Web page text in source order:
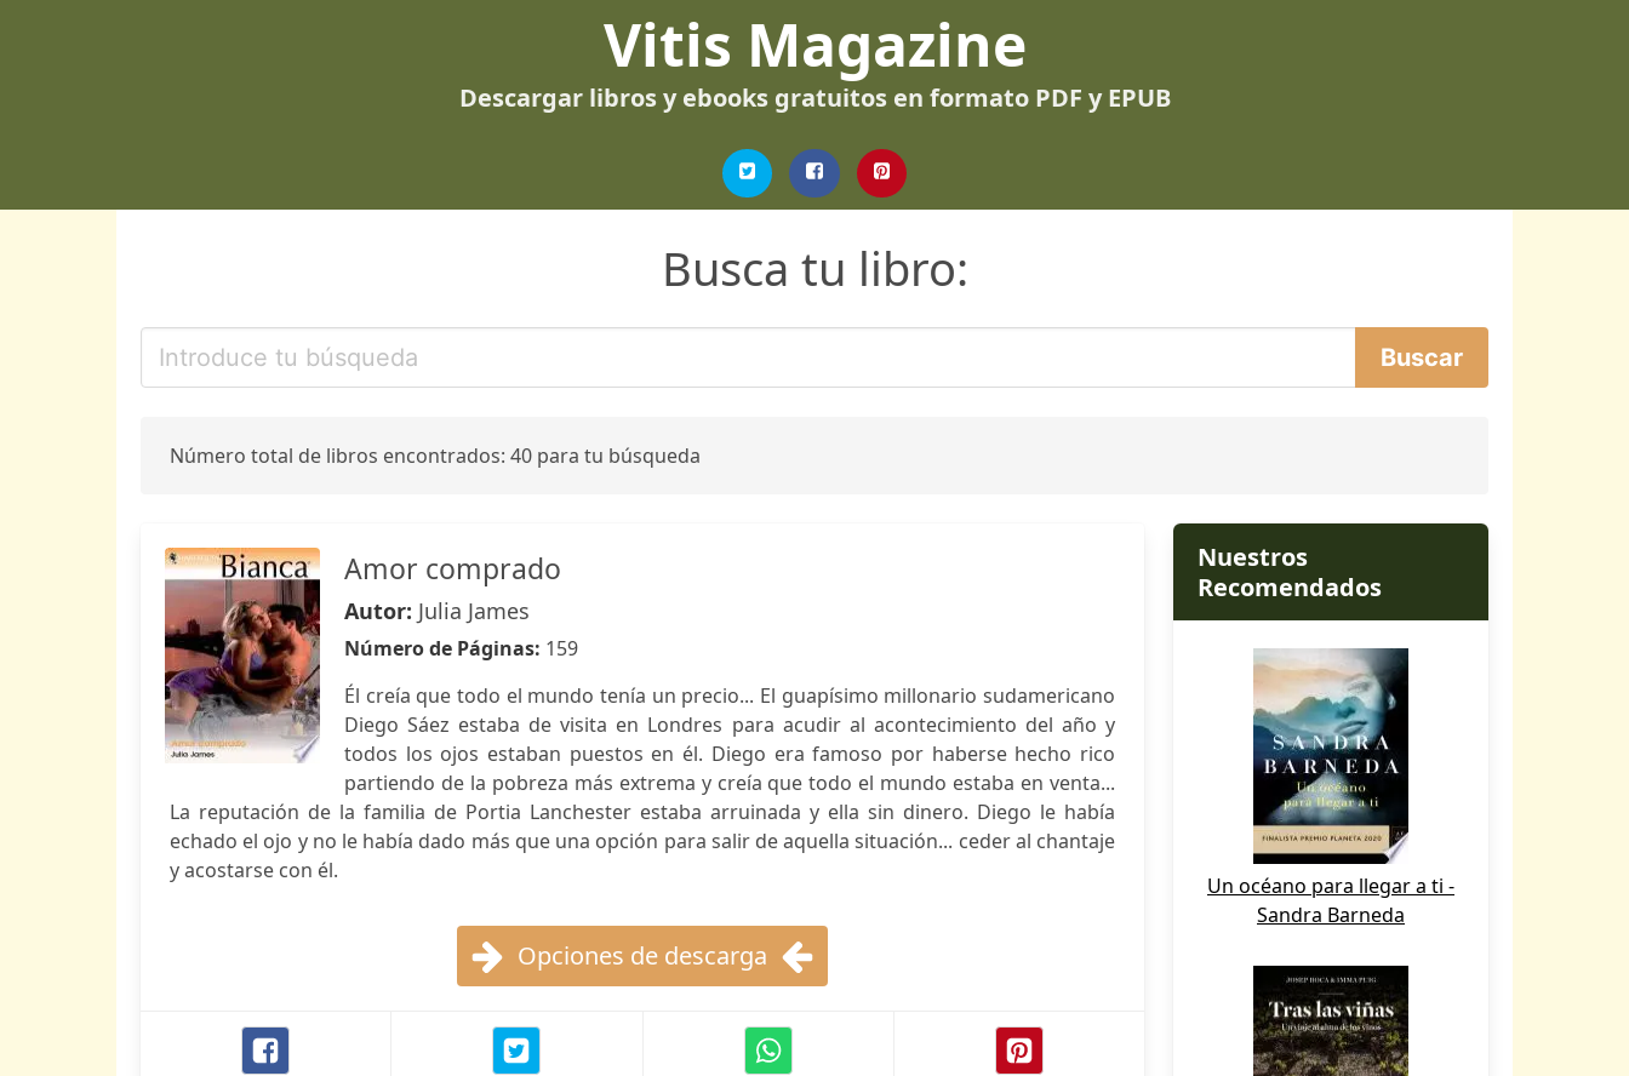
Vitis Magazine
Descargar libros y ebooks gratuitos en formato PDF y EPUB
Busca tu libro:
Número total de libros encontrados: 40 para tu búsqueda
Amor comprado
Autor: Julia James
Número de Páginas: 159
Él creía que todo el mundo tenía un precio... El guapísimo millonario sudamericano
Diego Sáez estaba de visita en Londres para acudir al acontecimiento del año y
todos los ojos estaban puestos en él. Diego era famoso por haberse hecho rico
partiendo de la pobreza más extrema y creía que todo el mundo estaba en venta...
La reputación de la familia de Portia Lanchester estaba arruinada y ella sin dinero. Diego le había
echado el ojo y no le había dado más que una opción para salir de aquella situación... ceder al chantaje
y acostarse con él.
Opciones de descarga
Nuestros
Recomendados
Un océano para llegar a ti -
Sandra Barneda